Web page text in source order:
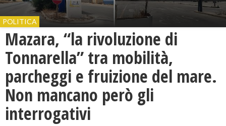
POLITICA
Mazara, “la rivoluzione di
Tonnarella” tra mobilità,
parcheggi e fruizione del mare.
Non mancano però gli
interrogativi